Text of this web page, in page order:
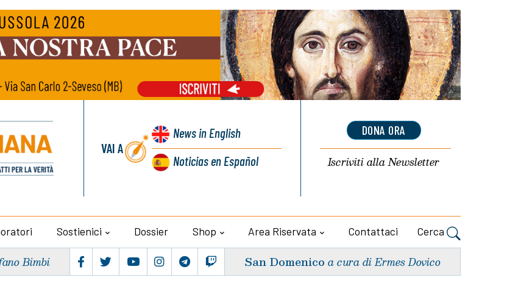
VAI A
Newsin English
Noticiasen Español
DONA ORA
Iscriviti allaNewsletter
Sostienici Dossier Shop Area Riservata Contattaci Cerca
Bimbi San Domenico a cura di Ermes Dovico